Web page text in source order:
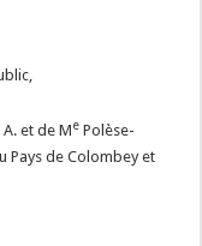
et de Me Polèse-
Pays de Colombey et